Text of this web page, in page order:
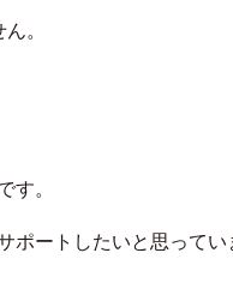
。
す。
ートしたいと思ってい